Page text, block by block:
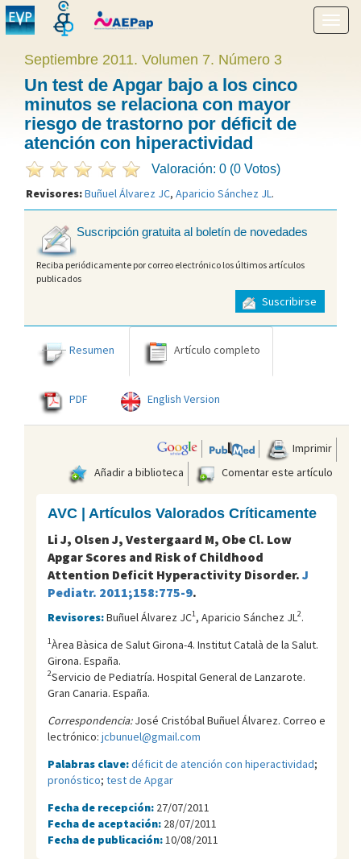
menú
Septiembre 2011. Volumen 7. Número 3
Un test de Apgar bajo a los cinco
minutos se relaciona con mayor
riesgo de trastorno por déficit de
atención con hiperactividad
Valoración: 0 (0 Votos)
Revisores:Buñuel Álvarez JC, Aparicio Sánchez JL.
Suscripción gratuita al boletín de novedades
Reciba periódicamente por correo electrónico los últimos artículos
publicados
Suscribirse
Resumen Artículo completo
PDF English Version
Imprimir
Añadir a biblioteca
Comentar este artículo
AVC | Artículos Valorados Críticamente
Li J, Olsen J, Vestergaard M, Obe Cl. Low
Apgar Scores and Risk of Childhood
Attention Deficit Hyperactivity Disorder. J
Pediatr. 2011;158:775-9.
Revisores:Buñuel Álvarez JC1, Aparicio Sánchez JL 2.
1Àrea Bàsica de Salut Girona-4. Institut Català de la Salut.
Girona. España.
2Servicio de Pediatría. Hospital General de Lanzarote.
Gran Canaria. España.
Correspondencia:José Cristóbal Buñuel Álvarez. Correo e
lectrónico: jcbunuel@gmail.com
Palabras clave:déficit de atención con hiperactividad;
pronóstico; test de Apgar
Fecha de recepción: 27/07/2011
Fecha de aceptación: 28/07/2011
Fecha de publicación: 10/08/2011